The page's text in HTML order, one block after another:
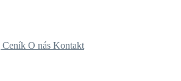
Ceník O nás Kontakt